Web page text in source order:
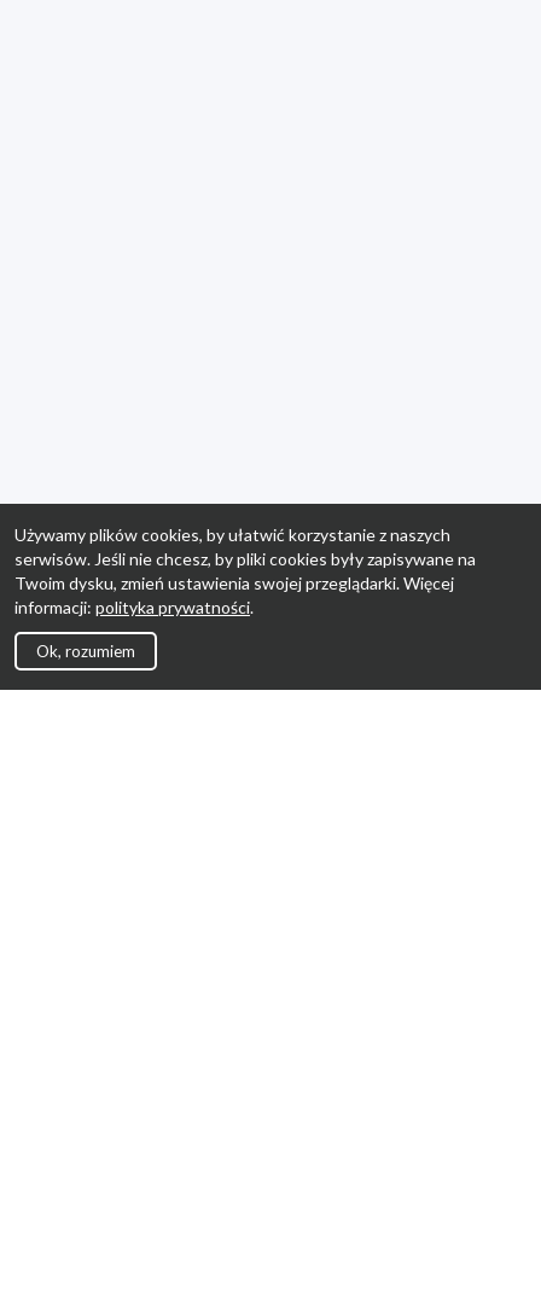
Używamy plików cookies, by ułatwić korzystanie z naszych
serwisów. Jeśli nie chcesz, by pliki cookies były zapisywane na
Twoim dysku, zmień ustawienia swojej przeglądarki. Więcej
informacji: polityka prywatności.
Ok, rozumiem